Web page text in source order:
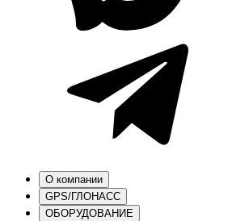
О компании
GPS/ГЛОНАСС
ОБОРУДОВАНИЕ